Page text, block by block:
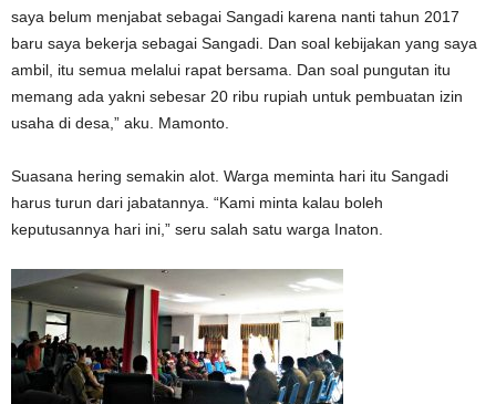
saya belum menjabat sebagai Sangadi karena nanti tahun 2017
baru saya bekerja sebagai Sangadi. Dan soal kebijakan yang saya
ambil, itu semua melalui rapat bersama. Dan soal pungutan itu
memang ada yakni sebesar 20 ribu rupiah untuk pembuatan izin
usaha di desa,” aku. Mamonto.
Suasana hering semakin alot. Warga meminta hari itu Sangadi
harus turun dari jabatannya. “Kami minta kalau boleh
keputusannya hari ini,” seru salah satu warga Inaton.